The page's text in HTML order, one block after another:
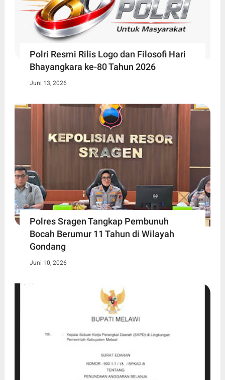
Polri Resmi Rilis Logo dan Filosofi Hari
Bhayangkara ke-80 Tahun 2026
Juni 13, 2026
Polres Sragen Tangkap Pembunuh
Bocah Berumur 11 Tahun di Wilayah
Gondang
Juni 10, 2026